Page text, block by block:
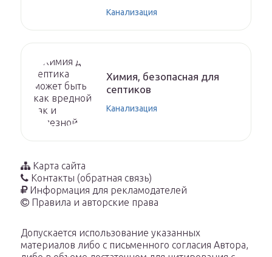
Канализация
Химия, безопасная для
септиков
Канализация
Карта сайта
Контакты (обратная связь)
Информация для рекламодателей
Правила и авторские права
Допускается использование указанных
материалов либо с письменного согласия Автора,